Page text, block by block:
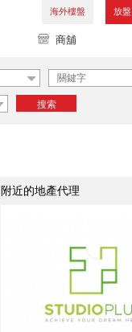
海外樓盤 放盤
商舖
搜索
附近的地產代理